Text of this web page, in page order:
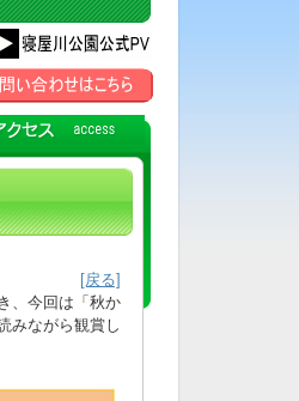
[戻る]
、今回は「秋か
みながら観賞し